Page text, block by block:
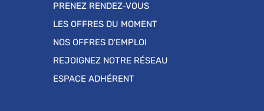
PRENEZ RENDEZ-VOUS
LES OFFRES DU MOMENT
NOS OFFRES D'EMPLOI
REJOIGNEZ NOTRE RÉSEAU
ESPACE ADHÉRENT